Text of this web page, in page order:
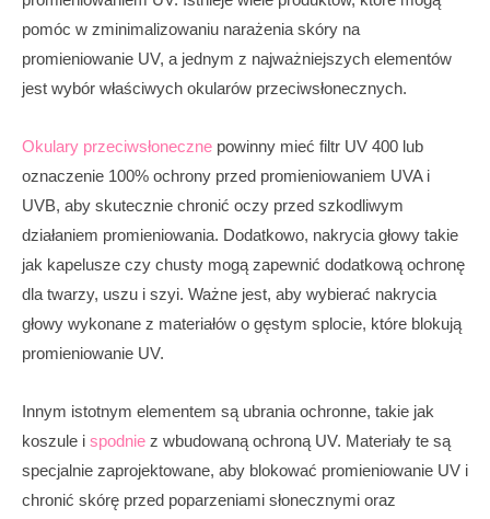
pomóc w zminimalizowaniu narażenia skóry na
promieniowanie UV, a jednym z najważniejszych elementów
jest wybór właściwych okularów przeciwsłonecznych.
Okulary przeciwsłoneczne powinny mieć filtr UV 400 lub
oznaczenie 100% ochrony przed promieniowaniem UVA i
UVB, aby skutecznie chronić oczy przed szkodliwym
działaniem promieniowania. Dodatkowo, nakrycia głowy takie
jak kapelusze czy chusty mogą zapewnić dodatkową ochronę
dla twarzy, uszu i szyi. Ważne jest, aby wybierać nakrycia
głowy wykonane z materiałów o gęstym splocie, które blokują
promieniowanie UV.
Innym istotnym elementem są ubrania ochronne, takie jak
koszule i spodnie z wbudowaną ochroną UV. Materiały te są
specjalnie zaprojektowane, aby blokować promieniowanie UV i
chronić skórę przed poparzeniami słonecznymi oraz